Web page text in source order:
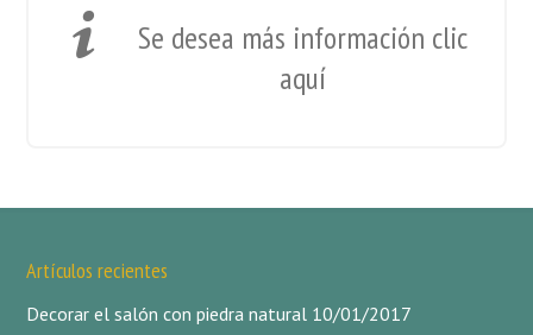
Se desea más información clic
aquí
Artículos recientes
Decorar el salón con piedra natural 10/01/2017